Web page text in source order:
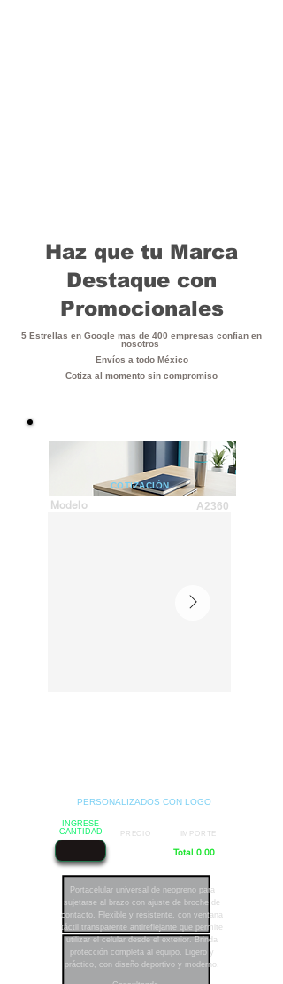
5 Estrellas en Google mas de 400 empresas confían en
nosotros
Envíos a todo México
Cotiza al momento sin compromiso
Haz que tu Marca
Destaque con
Promocionales
COTIZACIÓN
Modelo A2360
PERSONALIZADOS CON LOGO
INGRESE
CANTIDAD
Total 0.00
IMPORTE
PRECIO
Portacelular universal de neopreno para
sujetarse al brazo con ajuste de broche de
contacto. Flexible y resistente, con ventana
táctil transparente antireflejante que permite
utilizar el celular desde el exterior. Brinda
protección completa al equipo. Ligero y
práctico, con diseño deportivo y moderno.